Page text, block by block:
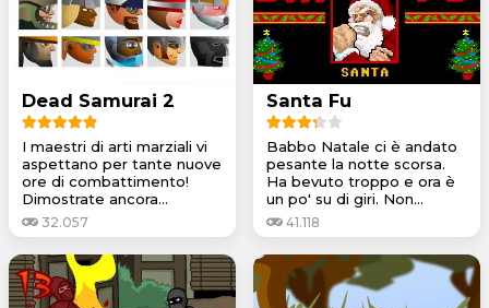
Dead Samurai 2
I maestri di arti marziali vi
aspettano per tante nuove
ore di combattimento!
Dimostrate ancora...
32.057
Santa Fu
Babbo Natale ci è andato
pesante la notte scorsa.
Ha bevuto troppo e ora è
un po' su di giri. Non...
41.118